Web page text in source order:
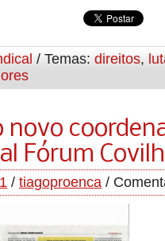
/ Temas: direitos,
novo
Fórum
/ tiagoproenca /